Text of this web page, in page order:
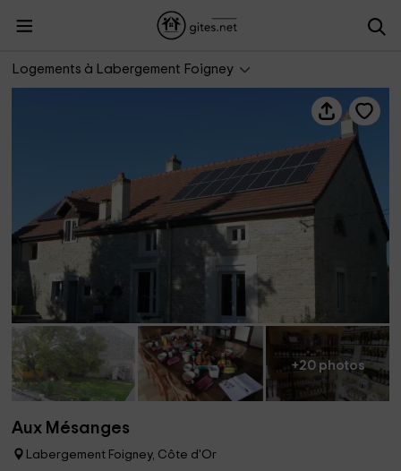
Logements à Labergement Foigney
+20 photos
Aux Mésanges
Labergement Foigney, Côte d'Or